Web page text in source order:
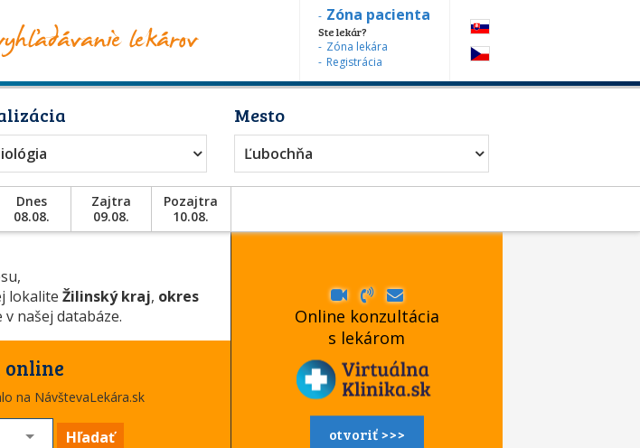
Zóna pacienta
Ste lekár?
Zóna lekára
Registrácia
Mesto
Ľubochňa
Dnes
08.08.
Zajtra
09.08.
Pozajtra
10.08.
lokalite Žilinský kraj, okres
v našej databáze.
online
na NávštevaLekára.sk
Hľadať
Online konzultácia
s lekárom
otvoriť >>>